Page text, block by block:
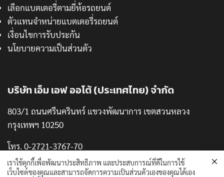
เลือกแบตเตอรี่ตามยี่ห้อรถยนต์
ตัวแทนจำหน่ายแบตเตอรี่รถยนต์
เงื่อนไขการรับประกัน
นโยบายความเป็นส่วนตัว
บริษัท เอ็ม เอฟ ออโต้ (ประเทศไทย) จำกัด
803/1 ถนนศรีนครินทร์ แขวงพัฒนาการ เขตสวนหลวง
กรุงเทพฯ 10250
โทร. 0-2721-3767-70
แฟกซ์. 0-2721-3771
เราใช้คุกกี้เพื่อพัฒนาประสิทธิภาพ และประสบการณ์ที่ดีในการใช้
เว็บไซต์ของคุณและสามารถจัดการความเป็นส่วนตัวเองของคุณได้เอง